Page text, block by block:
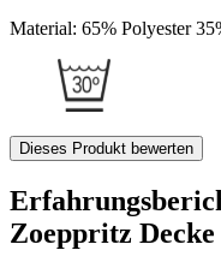
Material: 65% Polyester
Dieses Produkt bewerten
Zoeppritz